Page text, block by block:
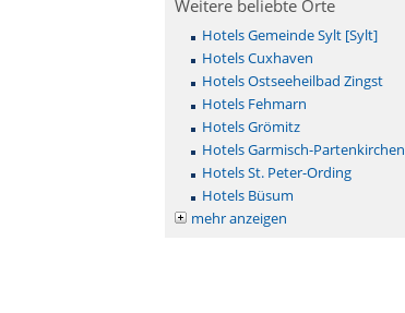
Weitere beliebte Orte
Hotels Gemeinde Sylt [Sylt]
Hotels Cuxhaven
Hotels Ostseeheilbad Zingst
Hotels Fehmarn
Hotels Grömitz
Hotels Garmisch-Partenkirchen
Hotels St. Peter-Ording
Hotels Büsum
mehr anzeigen